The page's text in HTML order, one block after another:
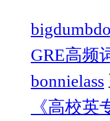
GRE高频
bonnielass
《高校